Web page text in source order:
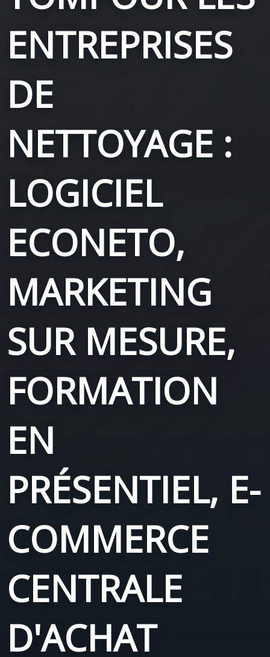
ENTREPRISES
DE
NETTOYAGE :
LOGICIEL
ECONETO,
MARKETING
SUR MESURE,
FORMATION
EN
PRÉSENTIEL, E-
COMMERCE
CENTRALE
D'ACHAT